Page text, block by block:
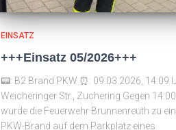
EINSATZ
+++Einsatz 05/2026+++
📟: B2 Brand PKW ⏰️: 09.03.2026, 14:09
Weicheringer Str., Zuchering Gegen
wurde die Feuerwehr Brunnenreuth zu
PKW-Brand auf dem Parkplatz eines